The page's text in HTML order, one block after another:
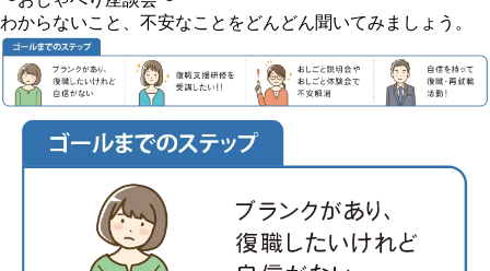
わからないこと、不安なことをどんどん聞いてみましょう。